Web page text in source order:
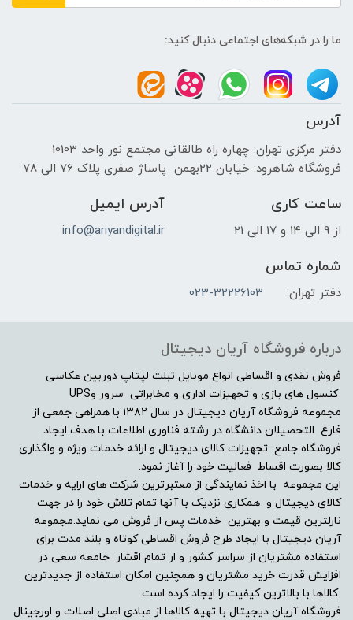
---
نوع حافظه داخلی
SSD
سازنده پردازنده گرافیکی
NVIDIA
اندازه صفحه نمایش
"16.0
نوع صفحه نمایش
2k(2560×1600)OLED
دقت صفحه نمایش
-
ما را در شبکه‌های اجتماعی دنبال کنید:
آدرس
دفتر مرکزی تهران: چهاره راه طالقانی مجتمع نور واحد 10103
فروشگاه شاهرود: خیابان 22بهمن پاساژ صفری پلاک 76 الی 78
ساعت کاری
از 9 الی 14 و 17 الی 21
آدرس ایمیل
info@ariyandigital.ir
شماره تماس
دفتر تهران: 023-32226103
درباره فروشگاه آریان دیجیتال
فروش نقدی و اقساطی انواع موبایل تبلت لپتاپ دوربین عکاسی
کنسول های بازی و تجهیزات اداری و مخابراتی سرور وUPS
مجموعه فروشگاه آریان دیجیتال در سال ۱۳۸۲ با همراهی جمعی از
فارغ التحصیلان دانشگاه در رشته فناوری اطلاعات با هدف ایجاد
فروشگاه جامع تجهیزات کالای دیجیتال و ارائه خدمات ویژه و واگذاری
کالا بصورت اقساط فعالیت خود را آغاز نمود.
این مجموعه با اخذ نمایندگی از معتبرترین شرکت های ارایه و خدمات
کالای دیجیتال و همکاری نزدیک با آنها تمام تلاش خود را در جهت
نازلترین قیمت و بهترین خدمات پس از فروش می نماید.مجموعه
آریان دیجیتال با ایجاد طرح فروش اقساطی کوتاه و بلند مدت برای
استفاده مشتریان از سراسر کشور و ار تمام اقشار جامعه سعی در
افزایش قدرت خرید مشتریان و همچنین امکان استفاده از جدیدترین
کالاها با بالاترین کیفیت را ایجاد کرده است.
فروشگاه آریان دیجیتال با تهیه کالاها از مبادی اصلی اصلات و اورجینال